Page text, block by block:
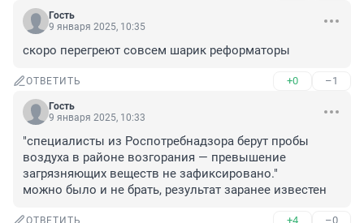
Гость
9 января 2025, 10:35
скоро перегреют совсем шарик реформаторы
ОТВЕТИТЬ +0 –1
Гость
9 января 2025, 10:33
"специалисты из Роспотребнадзора берут пробы
воздуха в районе возгорания — превышение
загрязняющих веществ не зафиксировано."
можно было и не брать, результат заранее известен
ОТВЕТИТЬ +4 –0